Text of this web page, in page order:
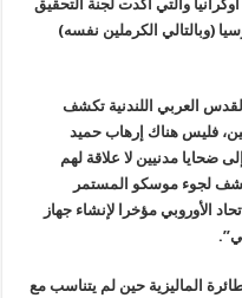
والتي أكدت لجنة التحقيق
(وبالتالي الكرملين نفسه)
العربي اللندنية تكشف
فليس هناك إرهاب حميد
ضحايا مدنيين لا علاقة لهم
لجوء موسكو المستمر
الأوروبي مؤخرا لإنشاء جهاز
الماليزية حين لم يتناسب مع